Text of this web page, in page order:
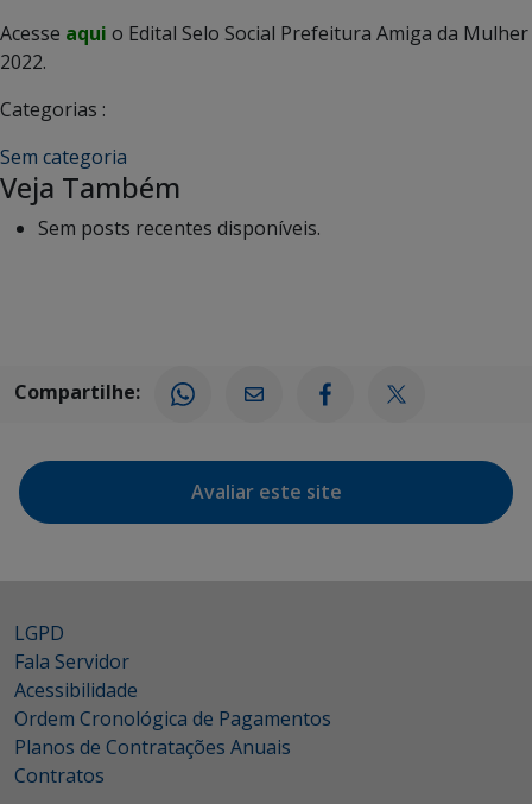
Acesse aqui o Edital Selo Social Prefeitura Amiga da Mulher
2022.
Categorias :
Sem categoria
Veja Também
Sem posts recentes disponíveis.
Compartilhe:
Avaliar este site
LGPD
Fala Servidor
Acessibilidade
Ordem Cronológica de Pagamentos
Planos de Contratações Anuais
Contratos